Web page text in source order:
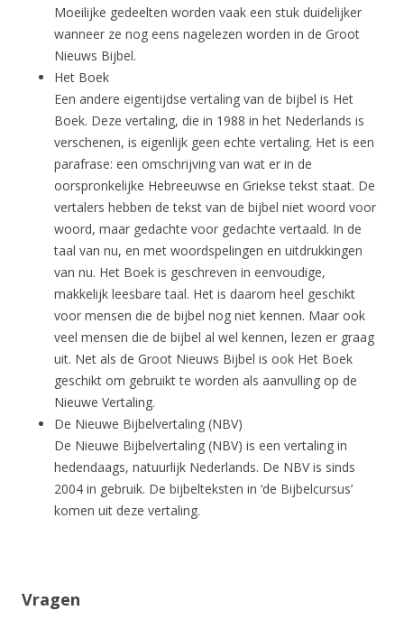
Moeilijke gedeelten worden vaak een stuk duidelijker
wanneer ze nog eens nagelezen worden in de Groot
Nieuws Bijbel.
Het Boek
Een andere eigentijdse vertaling van de bijbel is Het
Boek. Deze vertaling, die in 1988 in het Nederlands is
verschenen, is eigenlijk geen echte vertaling. Het is een
parafrase: een omschrijving van wat er in de
oorspronkelijke Hebreeuwse en Griekse tekst staat. De
vertalers hebben de tekst van de bijbel niet woord voor
woord, maar gedachte voor gedachte vertaald. In de
taal van nu, en met woordspelingen en uitdrukkingen
van nu. Het Boek is geschreven in eenvoudige,
makkelijk leesbare taal. Het is daarom heel geschikt
voor mensen die de bijbel nog niet kennen. Maar ook
veel mensen die de bijbel al wel kennen, lezen er graag
uit. Net als de Groot Nieuws Bijbel is ook Het Boek
geschikt om gebruikt te worden als aanvulling op de
Nieuwe Vertaling.
De Nieuwe Bijbelvertaling (NBV)
De Nieuwe Bijbelvertaling (NBV) is een vertaling in
hedendaags, natuurlijk Nederlands. De NBV is sinds
2004 in gebruik. De bijbelteksten in ‘de Bijbelcursus’
komen uit deze vertaling.
Vragen